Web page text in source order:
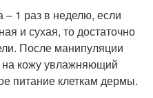
– 1 раз в неделю, если
и сухая, то достаточно
После манипуляции
на кожу увлажняющий
питание клеткам дермы.